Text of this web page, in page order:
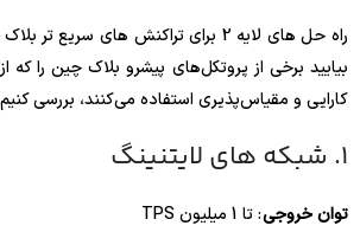
راه حل های لایه 2 برای تراکنش های
بیایید برخی از پروتکل‌های پیشرو بلاک چین را که
کارایی و مقیاس‌پذیری استفاده می‌کنند، بررسی
1. شبکه های لایتنینگ
توان خروجی: تا 1 میلیون TPS